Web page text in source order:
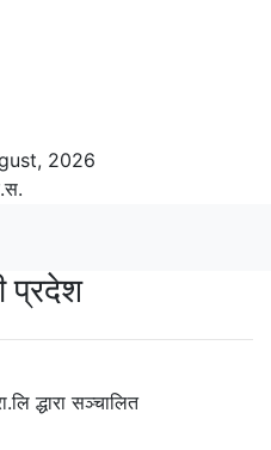
2026
प्रदेश
द्धारा सञ्चालित